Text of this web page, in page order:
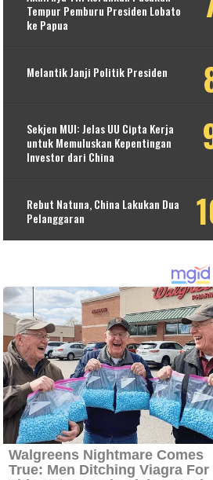
Tempur Pemburu Presiden Lobato
ke Papua
Melantik Janji Politik Presiden
Sekjen MUI: Jelas UU Cipta Kerja
untuk Memuluskan Kepentingan
Investor dari China
Rebut Natuna, China Lakukan Dua
Pelanggaran